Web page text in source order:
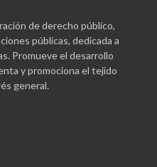
de derecho público,
públicas, dedicada a
Promueve el desarrollo
y promociona el tejido
general.